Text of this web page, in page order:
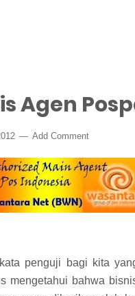
Agen
Add Comment
penguji bagi kita
mengetahui bahwa